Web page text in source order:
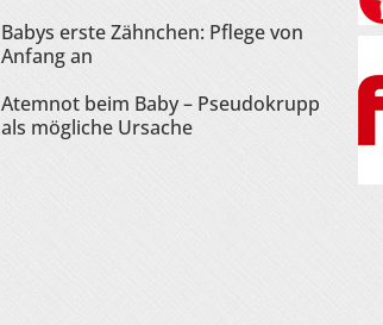
Babys erste Zähnchen: Pflege von
Anfang an
Atemnot beim Baby – Pseudokrupp
als mögliche Ursache